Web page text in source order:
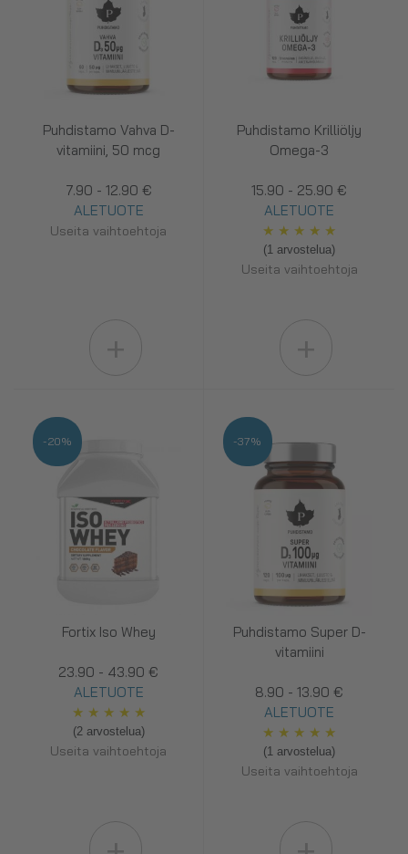
Puhdistamo Vahva D-
vitamiini, 50 mcg
7.90 - 12.90 €
ALETUOTE
Useita vaihtoehtoja
Puhdistamo Krilliöljy
Omega-3
15.90 - 25.90 €
ALETUOTE
★ ★ ★ ★ ★
(1 arvostelua)
Useita vaihtoehtoja
Fortix Iso Whey
23.90 - 43.90 €
ALETUOTE
★ ★ ★ ★ ★
(2 arvostelua)
Useita vaihtoehtoja
-20%
Puhdistamo Super D-
vitamiini
8.90 - 13.90 €
ALETUOTE
★ ★ ★ ★ ★
(1 arvostelua)
Useita vaihtoehtoja
-37%